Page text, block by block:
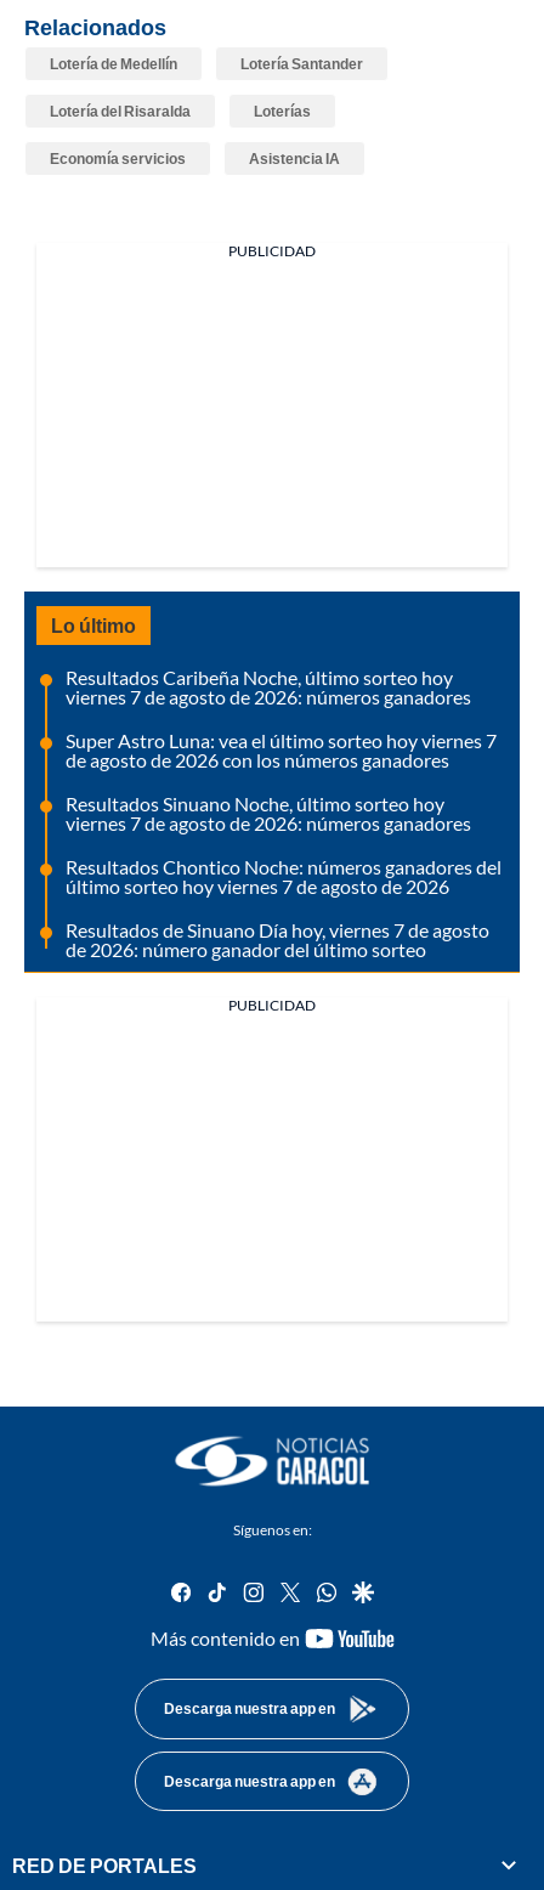
Relacionados
Lotería de Medellín Lotería Santander
Lotería del Risaralda Loterías
Economía servicios Asistencia IA
PUBLICIDAD
Lo último
Resultados Caribeña Noche, último sorteo hoy
viernes 7 de agosto de 2026: números ganadores
Super Astro Luna: vea el último sorteo hoy viernes 7
de agosto de 2026 con los números ganadores
Resultados Sinuano Noche, último sorteo hoy
viernes 7 de agosto de 2026: números ganadores
Resultados Chontico Noche: números ganadores del
último sorteo hoy viernes 7 de agosto de 2026
Resultados de Sinuano Día hoy, viernes 7 de agosto
de 2026: número ganador del último sorteo
PUBLICIDAD
Síguenos en:
facebook
tiktok instagram
twitterwhatsapp
google
Más contenido en
youtube-
Descarga nuestra app en
Descarga nuestra app en
RED DE PORTALES